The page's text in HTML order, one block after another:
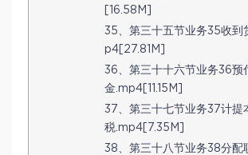
[16.58M]
35、第三十五节业务35收到
p4[27.81M]
36、第三十十六节业务36预
金.mp4[11.15M]
37、第三十七节业务37计提
税.mp4[7.35M]
38、第三十八节业务38分配